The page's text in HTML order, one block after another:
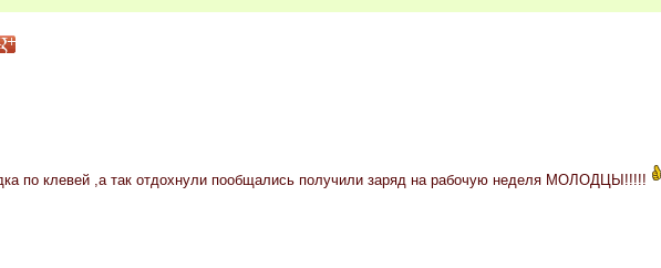
по клевей ,а так отдохнули пообщались получили заряд на рабочую неделя МОЛОДЦЫ!!!!!